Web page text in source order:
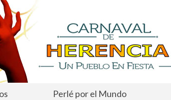
Perlé por el Mundo